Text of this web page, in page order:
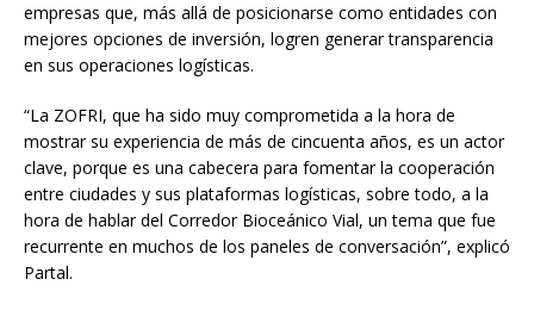
empresas que, más allá de posicionarse como entidades con
mejores opciones de inversión, logren generar transparencia
en sus operaciones logísticas.
“La ZOFRI, que ha sido muy comprometida a la hora de
mostrar su experiencia de más de cincuenta años, es un actor
clave, porque es una cabecera para fomentar la cooperación
entre ciudades y sus plataformas logísticas, sobre todo, a la
hora de hablar del Corredor Bioceánico Vial, un tema que fue
recurrente en muchos de los paneles de conversación”, explicó
Partal.